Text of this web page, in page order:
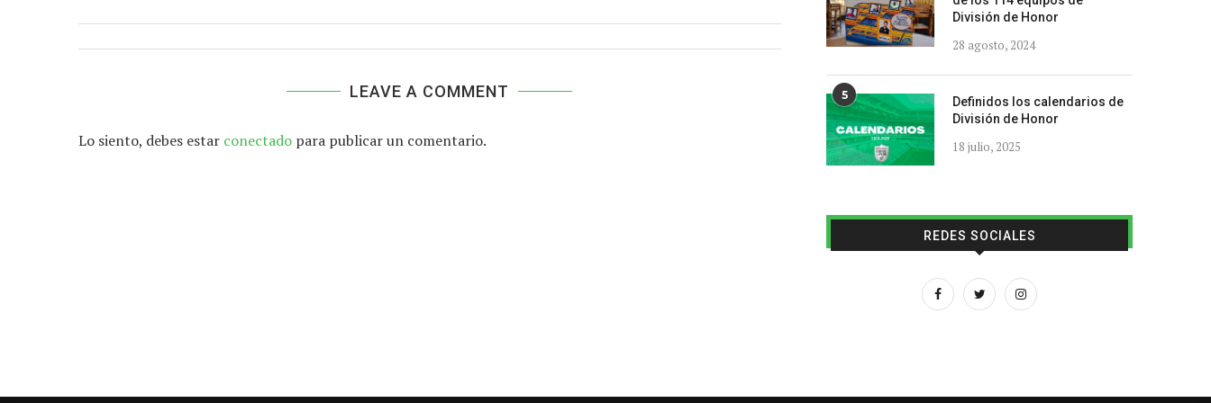
LEAVE A COMMENT
Lo siento, debes estar conectado para publicar un comentario.
División de Honor
28 agosto, 2024
5
Definidos los calendarios de
División de Honor
18 julio, 2025
REDES SOCIALES